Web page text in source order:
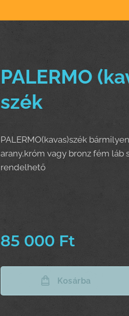
PALERMO
szék
PALERMO(kavas)szék
arany,króm vagy bronz fém láb
rendelhető
85 000 Ft
Kosárba